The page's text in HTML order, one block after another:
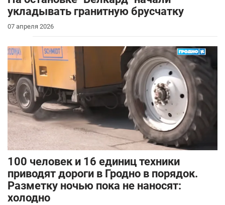
укладывать гранитную брусчатку
07 апреля 2026
100 человек и 16 единиц техники
приводят дороги в Гродно в порядок.
Разметку ночью пока не наносят:
холодно